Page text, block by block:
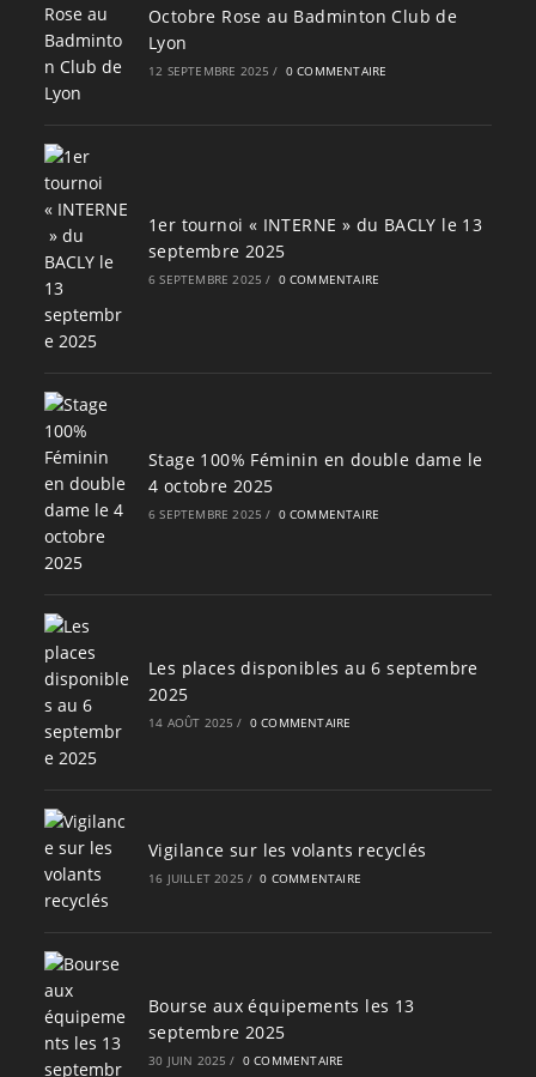
Octobre Rose au Badminton Club de
Lyon
12 SEPTEMBRE 2025 / 0 COMMENTAIRE
1er tournoi « INTERNE » du BACLY le 13
septembre 2025
6 SEPTEMBRE 2025 / 0 COMMENTAIRE
Stage 100% Féminin en double dame le
4 octobre 2025
6 SEPTEMBRE 2025 / 0 COMMENTAIRE
Les places disponibles au 6 septembre
2025
14 AOÛT 2025 / 0 COMMENTAIRE
Vigilance sur les volants recyclés
16 JUILLET 2025 / 0 COMMENTAIRE
Bourse aux équipements les 13
septembre 2025
30 JUIN 2025 / 0 COMMENTAIRE